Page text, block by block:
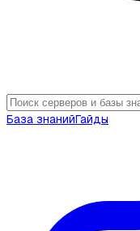
База знанийГайды